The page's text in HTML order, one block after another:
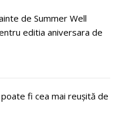
de Summer Well
editia aniversara de
fi cea mai reușită de